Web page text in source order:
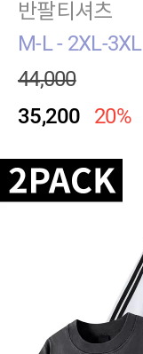
반팔티셔츠
M-L - 2XL-3XL
44,000
35,200
20%